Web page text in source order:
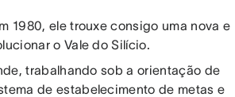
1980, ele trouxe consigo uma nova e
o Vale do Silício.
trabalhando sob a orientação de
de estabelecimento de metas e